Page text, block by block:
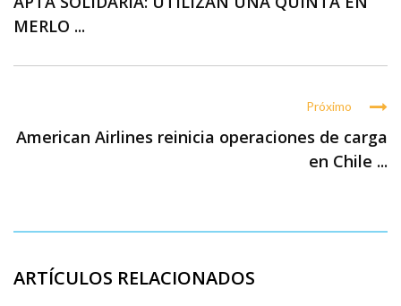
MERLO ...
Próximo
American Airlines reinicia operaciones de carga
en Chile ...
ARTÍCULOS RELACIONADOS